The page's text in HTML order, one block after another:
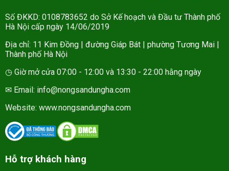
Số ĐKKD: 0108783652 do Sở Kế hoạch và Đầu tư Thành phố
Hà Nội cấp ngày 14/06/2019
Địa chỉ: 11 Kim Đồng | đường Giáp Bát | phường Tương Mai |
Thành phố Hà Nội
◷ Giờ mở cửa 07:00 - 12:00 và 13:30 - 22:00 hằng ngày
✉ Email: info@nongsandungha.com
Website: www.nongsandungha.com
Hỗ trợ khách hàng